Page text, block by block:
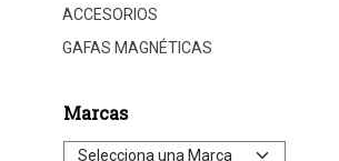
ACCESORIOS
GAFAS MAGNÉTICAS
Marcas